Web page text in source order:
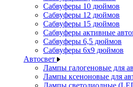
Сабвуферы 10 дюймов
Сабвуферы 12 дюймов
Сабвуферы 15 дюймов
Сабвуферы активные
Сабвуферы 6,5 дюймов
Сабвуферы 6x9 дюймов
Автосвет
Лампы галогеновые для
Лампы ксеноновые для
Лампы светодиодные